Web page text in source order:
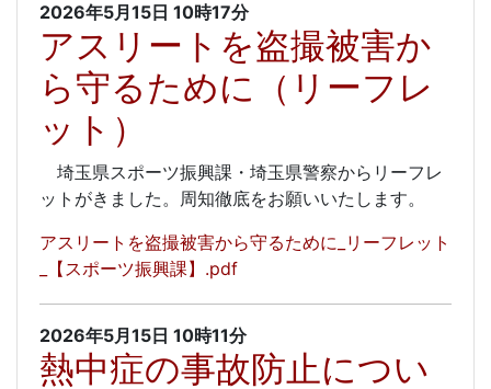
2026年5月15日 10時17分
アスリートを盗撮被害か
ら守るために（リーフレ
ット）
埼玉県スポーツ振興課・埼玉県警察からリーフレ
ットがきました。周知徹底をお願いいたします。
アスリートを盗撮被害から守るために_リーフレット
_【スポーツ振興課】.pdf
2026年5月15日 10時11分
熱中症の事故防止につい